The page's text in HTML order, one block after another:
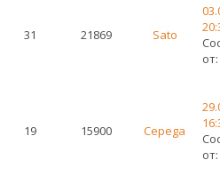
31 21869 Sato
от:
19 15900 Cepega
от: